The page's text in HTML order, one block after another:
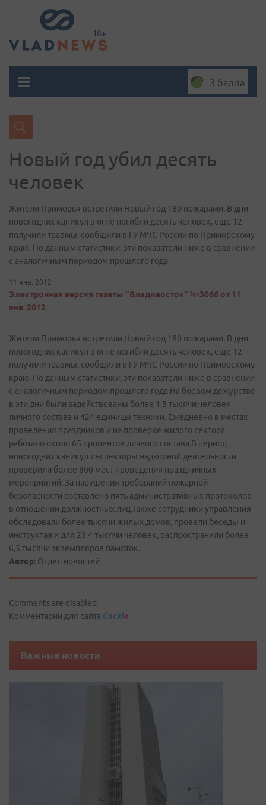
3 балла
Новый год убил десять
человек
Жители Приморья встретили Новый год 180 пожарами. В дни
новогодних каникул в огне погибли десять человек, еще 12
получили травмы, сообщили в ГУ МЧС России по Приморскому
краю. По данным статистики, эти показатели ниже в сравнении
с аналогичным периодом прошлого года
11 янв. 2012
Электронная версия газеты "Владивосток" №3066 от 11
янв. 2012
Жители Приморья встретили Новый год 180 пожарами. В дни
новогодних каникул в огне погибли десять человек, еще 12
получили травмы, сообщили в ГУ МЧС России по Приморскому
краю. По данным статистики, эти показатели ниже в сравнении
с аналогичным периодом прошлого года.На боевом дежурстве
в эти дни были задействованы более 1,5 тысячи человек
личного состава и 424 единицы техники. Ежедневно в местах
проведения праздников и на проверке жилого сектора
работало около 65 процентов личного состава.В период
новогодних каникул инспекторы надзорной деятельности
проверили более 800 мест проведения праздничных
мероприятий. За нарушения требований пожарной
безопасности составлено пять административных протоколов
в отношении должностных лиц.Также сотрудники управления
обследовали более тысячи жилых домов, провели беседы и
инструктажи для 23,4 тысячи человек, распространили более
6,5 тысячи экземпляров памяток.
Автор: Отдел новостей
Comments are disabled
Комментарии для сайта Cackle
Важные новости